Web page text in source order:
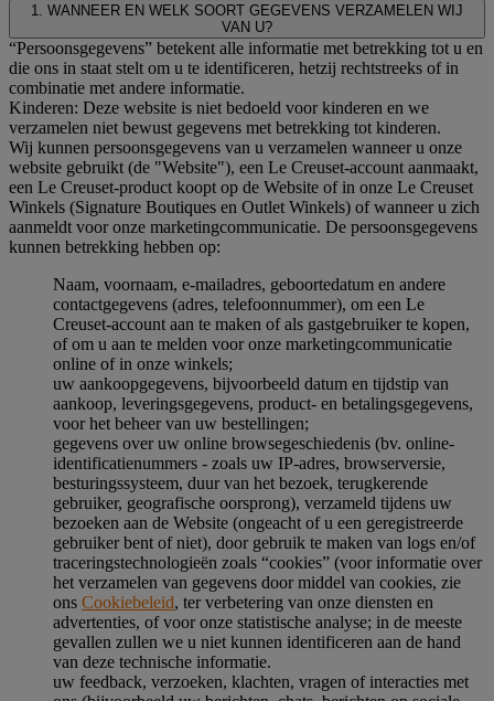
1. WANNEER EN WELK SOORT GEGEVENS VERZAMELEN WIJ
VAN U?
“Persoonsgegevens” betekent alle informatie met betrekking tot u en
die ons in staat stelt om u te identificeren, hetzij rechtstreeks of in
combinatie met andere informatie.
Kinderen: Deze website is niet bedoeld voor kinderen en we
verzamelen niet bewust gegevens met betrekking tot kinderen.
Wij kunnen persoonsgegevens van u verzamelen wanneer u onze
website gebruikt (de "Website"), een Le Creuset-account aanmaakt,
een Le Creuset-product koopt op de Website of in onze Le Creuset
Winkels (Signature Boutiques en Outlet Winkels) of wanneer u zich
aanmeldt voor onze marketingcommunicatie. De persoonsgegevens
kunnen betrekking hebben op:
Naam, voornaam, e-mailadres, geboortedatum en andere
contactgegevens (adres, telefoonnummer), om een Le
Creuset-account aan te maken of als gastgebruiker te kopen,
of om u aan te melden voor onze marketingcommunicatie
online of in onze winkels;
uw aankoopgegevens, bijvoorbeeld datum en tijdstip van
aankoop, leveringsgegevens, product- en betalingsgegevens,
voor het beheer van uw bestellingen;
gegevens over uw online browsegeschiedenis (bv. online-
identificatienummers - zoals uw IP-adres, browserversie,
besturingssysteem, duur van het bezoek, terugkerende
gebruiker, geografische oorsprong), verzameld tijdens uw
bezoeken aan de Website (ongeacht of u een geregistreerde
gebruiker bent of niet), door gebruik te maken van logs en/of
traceringstechnologieën zoals “cookies” (voor informatie over
het verzamelen van gegevens door middel van cookies, zie
ons Cookiebeleid, ter verbetering van onze diensten en
advertenties, of voor onze statistische analyse; in de meeste
gevallen zullen we u niet kunnen identificeren aan de hand
van deze technische informatie.
uw feedback, verzoeken, klachten, vragen of interacties met